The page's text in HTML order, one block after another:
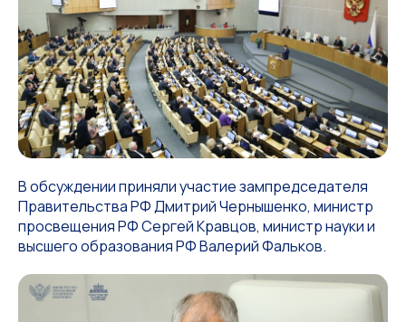
В обсуждении приняли участие зампредседателя
Правительства РФ Дмитрий Чернышенко, министр
просвещения РФ Сергей Кравцов, министр науки и
высшего образования РФ Валерий Фальков.